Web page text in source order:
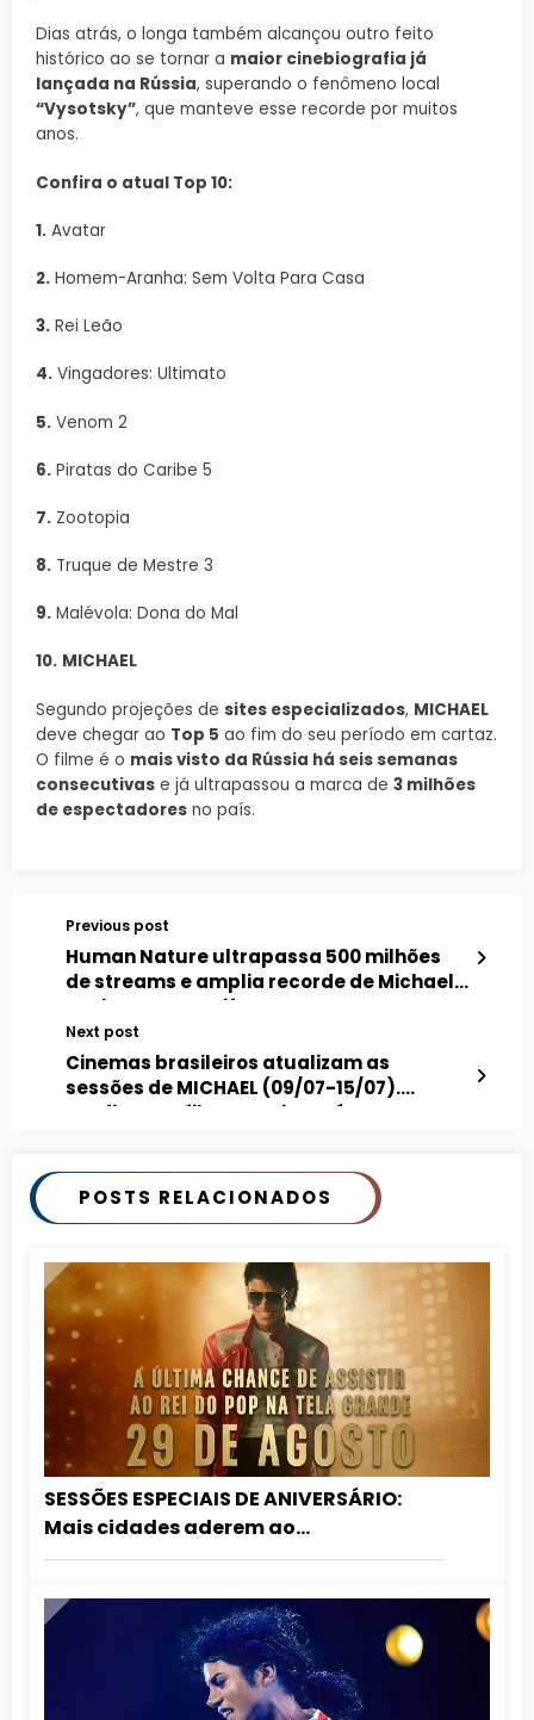
Dias atrás, o longa também alcançou outro feito
histórico ao se tornar a maior cinebiografia já
lançada na Rússia, superando o fenômeno local
“Vysotsky”, que manteve esse recorde por muitos
anos.
Confira o atual Top 10:
1. Avatar
2. Homem-Aranha: Sem Volta Para Casa
3. Rei Leão
4. Vingadores: Ultimato
5. Venom 2
6. Piratas do Caribe 5
7. Zootopia
8. Truque de Mestre 3
9. Malévola: Dona do Mal
10. MICHAEL
Segundo projeções de sites especializados, MICHAEL
deve chegar ao Top 5 ao fim do seu período em cartaz.
O filme é o mais visto da Rússia há seis semanas
consecutivas e já ultrapassou a marca de 3 milhões
de espectadores no país.
Previous post
Human Nature ultrapassa 500 milhões
de streams e amplia recorde de Michael
Jackson no Spotify
Next post
Cinemas brasileiros atualizam as
sessões de MICHAEL (09/07-15/07).
Confira se o filme continuará em cartaz
POSTS RELACIONADOS
SESSÕES ESPECIAIS DE ANIVERSÁRIO:
Mais cidades aderem ao
relançamento de MICHAEL nos